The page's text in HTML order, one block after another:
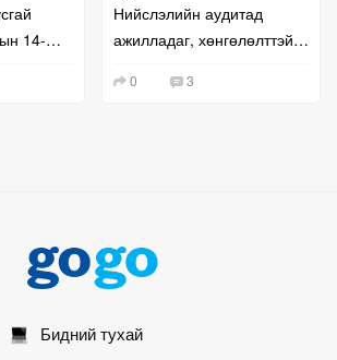
14-
Нийслэлийн аудитад
ажилладаг, хөнгөлөлттэй
оруулна" гэж залилжээ
0 3
Бидний тухай